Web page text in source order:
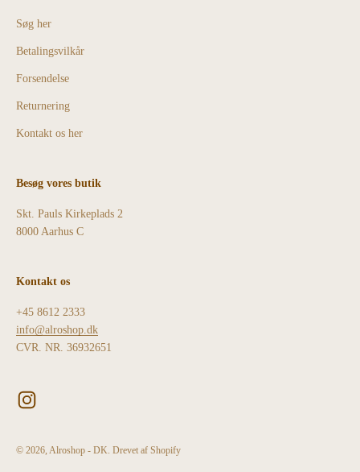
Søg her
Betalingsvilkår
Forsendelse
Returnering
Kontakt os her
Besøg vores butik
Skt. Pauls Kirkeplads 2
8000 Aarhus C
Kontakt os
+45 8612 2333
info@alroshop.dk
CVR. NR. 36932651
© 2026, Alroshop - DK. Drevet af Shopify